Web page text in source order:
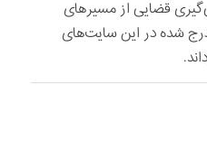
قضايی از مسیرهای
شده در این سایت‌های